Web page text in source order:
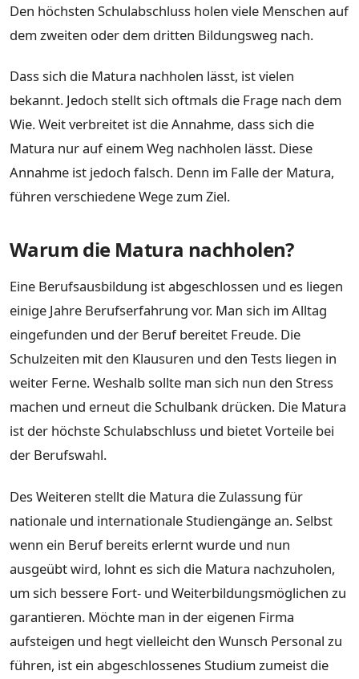
Den höchsten Schulabschluss holen viele Menschen auf
dem zweiten oder dem dritten Bildungsweg nach.
Dass sich die Matura nachholen lässt, ist vielen
bekannt. Jedoch stellt sich oftmals die Frage nach dem
Wie. Weit verbreitet ist die Annahme, dass sich die
Matura nur auf einem Weg nachholen lässt. Diese
Annahme ist jedoch falsch. Denn im Falle der Matura,
führen verschiedene Wege zum Ziel.
Warum die Matura nachholen?
Eine Berufsausbildung ist abgeschlossen und es liegen
einige Jahre Berufserfahrung vor. Man sich im Alltag
eingefunden und der Beruf bereitet Freude. Die
Schulzeiten mit den Klausuren und den Tests liegen in
weiter Ferne. Weshalb sollte man sich nun den Stress
machen und erneut die Schulbank drücken. Die Matura
ist der höchste Schulabschluss und bietet Vorteile bei
der Berufswahl.
Des Weiteren stellt die Matura die Zulassung für
nationale und internationale Studiengänge an. Selbst
wenn ein Beruf bereits erlernt wurde und nun
ausgeübt wird, lohnt es sich die Matura nachzuholen,
um sich bessere Fort- und Weiterbildungsmöglichen zu
garantieren. Möchte man in der eigenen Firma
aufsteigen und hegt vielleicht den Wunsch Personal zu
führen, ist ein abgeschlossenes Studium zumeist die